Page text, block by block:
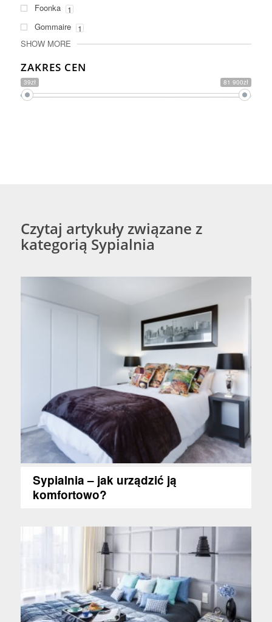
Foonka 1
Gommaire 1
SHOW MORE
ZAKRES CEN
39zł 81 900zł
Czytaj artykuły związane z
kategorią Sypialnia
Sypialnia – jak urządzić ją
komfortowo?